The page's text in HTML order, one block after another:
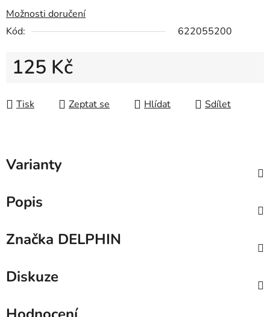
Možnosti doručení
Kód:
622055200
125 Kč
Tisk
Zeptat se Hlídat Sdílet
Varianty
Popis
Značka DELPHIN
Diskuze